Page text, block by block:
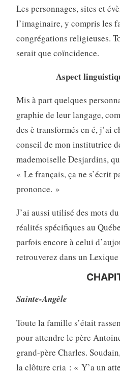
Les personnages, sites et
l’ima­ginaire, y compris les
congrégations religieuses.
serait que coïncidence.
Aspect
Mis à part quelques
graphie de leur langage,
des è transformés en é, j’ai
conseil de mon institutrice
mademoiselle Desjardins,
« Le français, ça ne s’écrit
prononce. »
J’ai aussi utilisé des mots
réalités spécifiques au
parfois encore à celui
retrouverez dans un
Sainte-Angèle
Toute la famille s’était
pour attendre le père
grand-père Charles.
la clôture cria : « Y’a un